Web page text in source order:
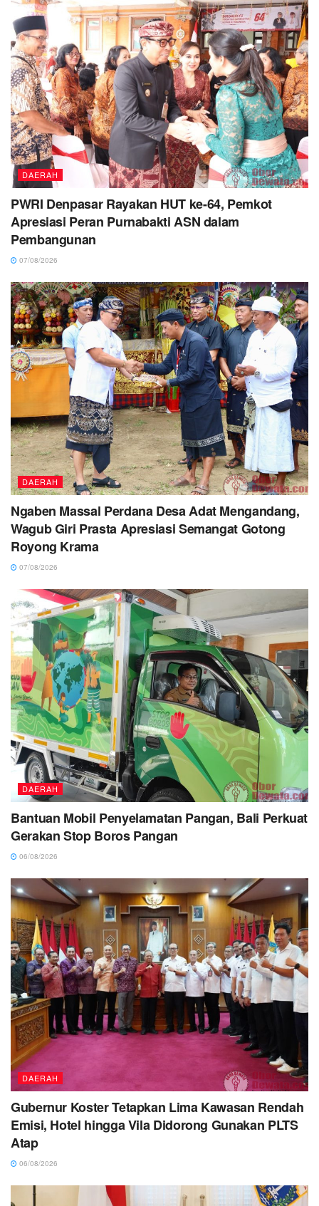
DAERAH
PWRI Denpasar Rayakan HUT ke-64, Pemkot
Apresiasi Peran Purnabakti ASN dalam
Pembangunan
07/08/2026
DAERAH
Ngaben Massal Perdana Desa Adat Mengandang,
Wagub Giri Prasta Apresiasi Semangat Gotong
Royong Krama
07/08/2026
DAERAH
Bantuan Mobil Penyelamatan Pangan, Bali Perkuat
Gerakan Stop Boros Pangan
06/08/2026
DAERAH
Gubernur Koster Tetapkan Lima Kawasan Rendah
Emisi, Hotel hingga Vila Didorong Gunakan PLTS
Atap
06/08/2026